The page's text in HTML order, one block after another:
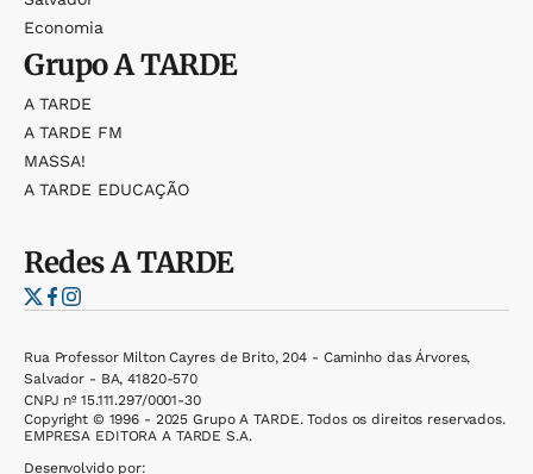
Economia
GrupoA TARDE
A TARDE
A TARDE FM
MASSA!
A TARDE EDUCAÇÃO
RedesA TARDE
Rua Professor Milton Cayres de Brito, 204 - Caminho das Árvores,
Salvador - BA, 41820-570
CNPJ nº 15.111.297/0001-30
Copyright © 1996 - 2025 Grupo A TARDE. Todos os direitos reservados.
EMPRESA EDITORA A TARDE S.A.
Desenvolvido por: